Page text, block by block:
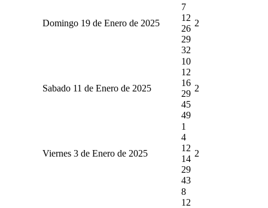
Domingo 19 de Enero de 2025
7
12
26
29
32
2
Sabado 11 de Enero de 2025
10
12
16
29
45
49
2
Viernes 3 de Enero de 2025
1
4
12
14
29
43
2
8
12